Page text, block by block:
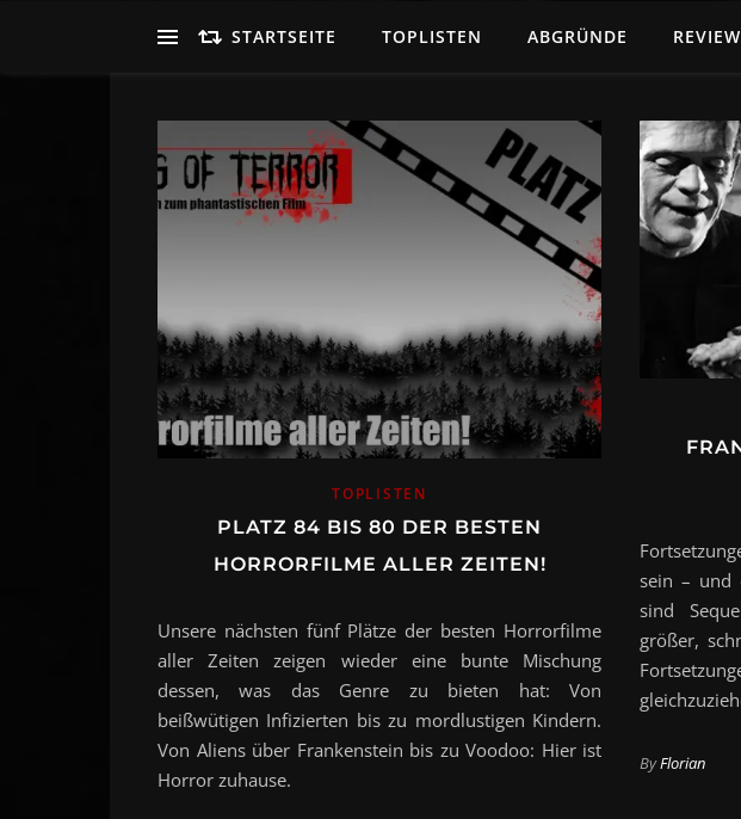
STARTSEITE TOPLISTEN ABGRÜNDE
TOPLISTEN
PLATZ 84 BIS 80 DER BESTEN
HORRORFILME ALLER ZEITEN!
Unsere nächsten fünf Plätze der besten Horrorfilme
aller Zeiten zeigen wieder eine bunte Mischung
dessen, was das Genre zu bieten hat: Von
beißwütigen Infizierten bis zu mordlustigen Kindern.
Von Aliens über Frankenstein bis zu Voodoo: Hier ist
Horror zuhause.
sein – und
sind
größer,
ByFlorian